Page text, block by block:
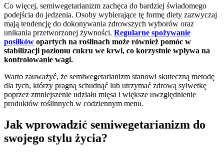
Co więcej, semiwegetarianizm zachęca do bardziej świadomego
podejścia do jedzenia. Osoby wybierające tę formę diety zazwyczaj
mają tendencję do dokonywania zdrowszych wyborów oraz
unikania przetworzonej żywności. Regularne spożywanie
posiłków opartych na roślinach może również pomóc w
stabilizacji poziomu cukru we krwi, co korzystnie wpływa na
kontrolowanie wagi.
Warto zauważyć, że semiwegetarianizm stanowi skuteczną metodę
dla tych, którzy pragną schudnąć lub utrzymać zdrową sylwetkę
poprzez zmniejszenie udziału mięsa i większe uwzględnienie
produktów roślinnych w codziennym menu.
Jak wprowadzić semiwegetarianizm do
swojego stylu życia?